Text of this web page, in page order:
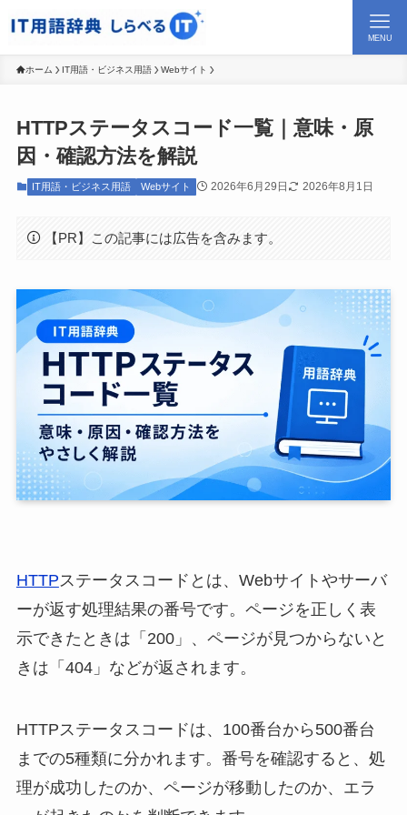
MENU
ホーム IT用語・ビジネス用語 Webサイト
HTTPステータスコード一覧｜意味・原
因・確認方法を解説
IT用語・ビジネス用語 Webサイト 2026年6月29日 2026年8月1日
【PR】この記事には広告を含みます。
HTTP ステータスコードとは、Webサイトやサーバ
ーが返す処理結果の番号です。ページを正しく表
示できたときは「200」、ページが見つからないと
きは「404」などが返されます。
HTTPステータスコードは、100番台から500番台
までの5種類に分かれます。番号を確認すると、処
理が成功したのか、ページが移動したのか、エラ